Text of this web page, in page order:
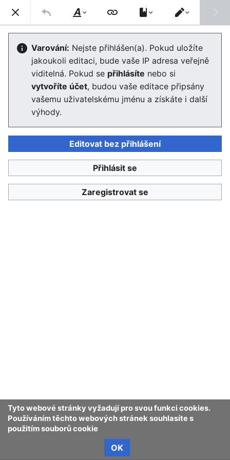
Enviwiki
Diskurzivní podoba vzdělání
Editor se nyní načte. Pokud tuto zprávu stále vidíte po
několika sekundách, prosím obnovte stránku .
Tyto webové stránky vyžadují pro svou funkci cookies.
Používáním těchto webových stránek souhlasíte s
použitím souborů cookie
OK
Enviwiki
Styl
textu
Přepnout
editor
Varování: Nejste přihlášen(a). Pokud uložíte
jakoukoli editaci, bude vaše IP adresa veřejně
viditelná. Pokud se přihlásíte nebo si
vytvoříte účet, budou vaše editace připsány
vašemu uživatelskému jménu a získáte i další
výhody.
Editovat bez přihlášení
Přihlásit se
Zaregistrovat se